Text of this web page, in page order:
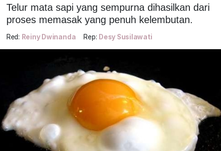
Telur mata sapi yang sempurna dihasilkan dari
proses memasak yang penuh kelembutan.
Red: Reiny Dwinanda Rep: Desy Susilawati